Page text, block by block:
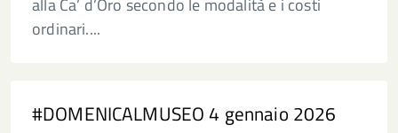
alla Ca’ d’Oro secondo le modalità e i costi
ordinari....
#DOMENICALMUSEO 4 gennaio 2026